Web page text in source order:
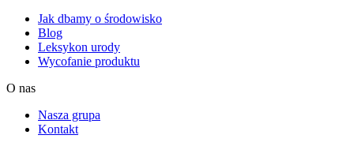
Jak dbamy o środowisko
Blog
Leksykon urody
Wycofanie produktu
O nas
Nasza grupa
Kontakt